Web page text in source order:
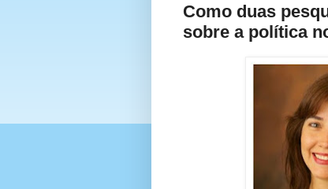
Como duas
sobre a política